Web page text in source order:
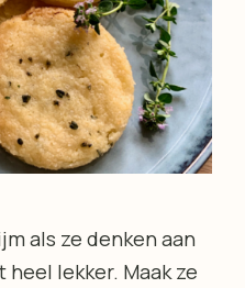
als ze denken aan
lekker. Maak ze